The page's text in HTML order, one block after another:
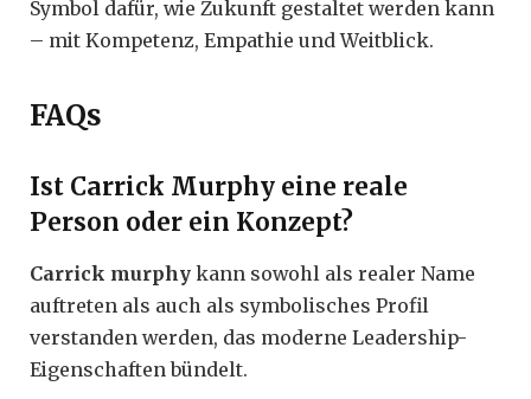
Symbol dafür, wie Zukunft gestaltet werden kann
– mit Kompetenz, Empathie und Weitblick.
FAQs
Ist Carrick Murphy eine reale
Person oder ein Konzept?
Carrick murphy kann sowohl als realer Name
auftreten als auch als symbolisches Profil
verstanden werden, das moderne Leadership-
Eigenschaften bündelt.